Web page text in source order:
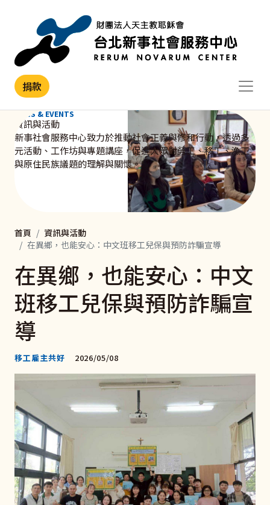
捐款
NEWS & EVENTS
資訊與活動
新事社會服務中心致力於推動社會正義與修和行動，透過多
元活動、工作坊與專題講座，促進大眾對勞工、移工、漁工
與原住民族議題的理解與關懷。
首頁
資訊與活動
在異鄉，也能安心：中文班移工兒保與預防詐騙宣導
在異鄉，也能安心：中文
班移工兒保與預防詐騙宣
導
移工雇主共好 2026/05/08